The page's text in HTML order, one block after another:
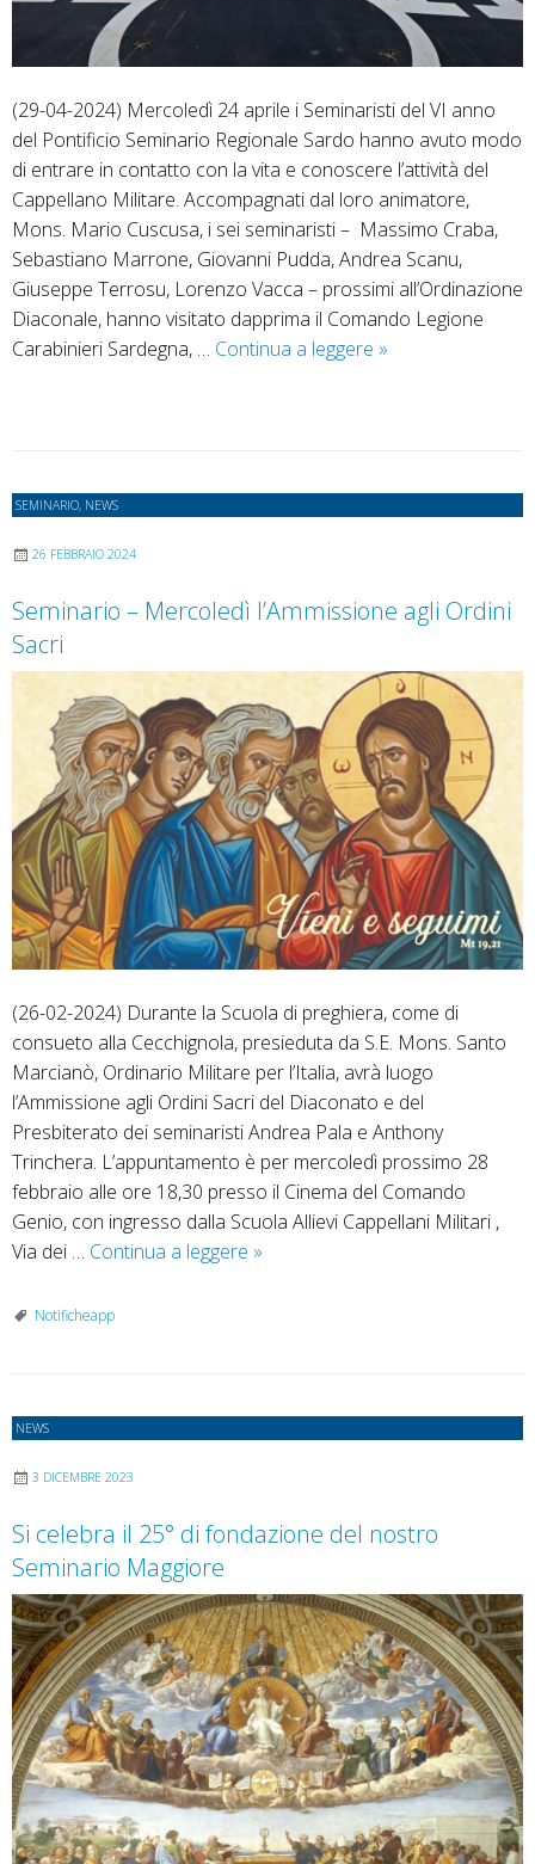
(29-04-2024) Mercoledì 24 aprile i Seminaristi del VI anno
del Pontificio Seminario Regionale Sardo hanno avuto modo
di entrare in contatto con la vita e conoscere l’attività del
Cappellano Militare. Accompagnati dal loro animatore,
Mons. Mario Cuscusa, i sei seminaristi – Massimo Craba,
Sebastiano Marrone, Giovanni Pudda, Andrea Scanu,
Giuseppe Terrosu, Lorenzo Vacca – prossimi all’Ordinazione
Diaconale, hanno visitato dapprima il Comando Legione
Carabinieri Sardegna, … Continua a leggere Dal
per
cappellano
»
SEMINARIO, NEWS
26 FEBBRAIO 2024
Seminario – Mercoledì l’Ammissione agli Ordini
Sacri
(26-02-2024) Durante la Scuola di preghiera, come di
consueto alla Cecchignola, presieduta da S.E. Mons. Santo
Marcianò, Ordinario Militare per l’Italia, avrà luogo
l’Ammissione agli Ordini Sacri del Diaconato e del
Presbiterato dei seminaristi Andrea Pala e Anthony
Trinchera. L’appuntamento è per mercoledì prossimo 28
febbraio alle ore 18,30 presso il Cinema del Comando
Genio, con ingresso dalla Scuola Allievi Cappellani Militari ,
Via dei … Continua a leggere Seminario
»
Notificheapp
NEWS
3 DICEMBRE 2023
Si celebra il 25° di fondazione del nostro
Seminario Maggiore